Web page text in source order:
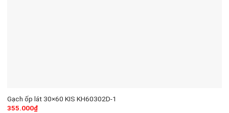
Gạch ốp lát 30×60 KIS KH60302D-1
355.000₫